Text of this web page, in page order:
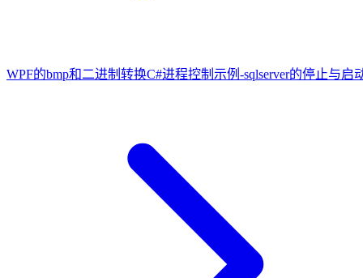
WPF的bmp和二进制转换C#进程控制示例-sqlserver的停止与启